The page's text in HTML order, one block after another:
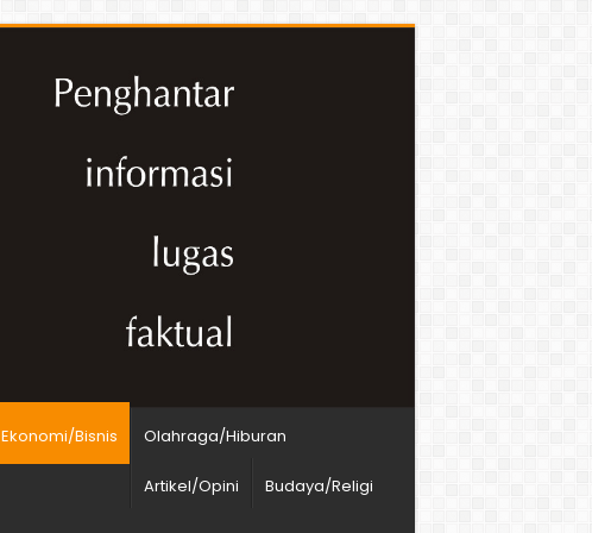
Ekonomi/Bisnis Olahraga/Hiburan
Artikel/Opini Budaya/Religi